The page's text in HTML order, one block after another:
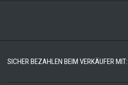
SICHER BEZAHLEN BEIM VERKÄUFER MIT: